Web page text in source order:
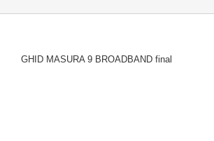
GHID MASURA 9 BROADBAND final